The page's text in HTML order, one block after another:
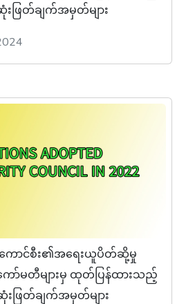
ဖြတ်ချက်အမှတ်များ
ောင်စီး၏အရေးယူပိတ်ဆို့မှု
ော်မတီများမှ ထုတ်ပြန်ထားသည့်
ဖြတ်ချက်အမှတ်များ